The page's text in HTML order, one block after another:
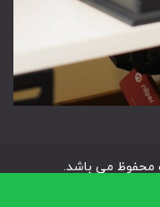
محفوظ می باشد.